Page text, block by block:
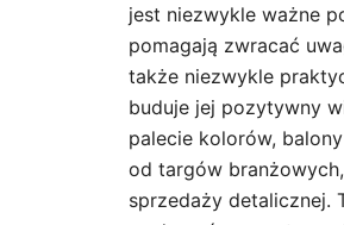
jest niezwykle ważne
pomagają zwracać
także niezwykle
buduje jej pozytywny
palecie kolorów,
od targów
sprzedaży detalicznej.